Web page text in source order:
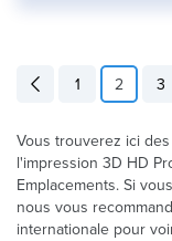
1 2 3
Vous trouverez ici
l'impression 3D HD
Emplacements. Si
nous vous
internationale pour